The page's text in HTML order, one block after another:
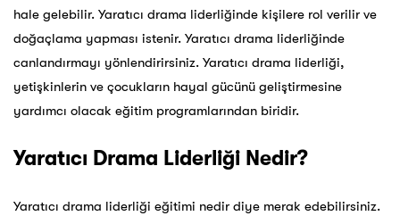
hale gelebilir. Yaratıcı drama liderliğinde kişilere rol verilir ve
doğaçlama yapması istenir. Yaratıcı drama liderliğinde
canlandırmayı yönlendirirsiniz. Yaratıcı drama liderliği,
yetişkinlerin ve çocukların hayal gücünü geliştirmesine
yardımcı olacak eğitim programlarından biridir.
Yaratıcı Drama Liderliği Nedir?
Yaratıcı drama liderliği eğitimi nedir diye merak edebilirsiniz.